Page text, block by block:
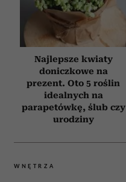
Najlepsze kwiaty
doniczkowe na
prezent. Oto 5 roślin
idealnych na
parapetówkę, ślub czy
urodziny
WNĘTRZA